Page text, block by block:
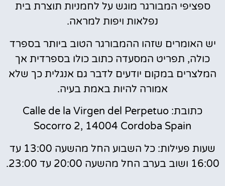
ספציפי המבורגר מוגש על לחמניות תוצרת בית
נפלאות ויפות למראה.
יש האומרים שזהו ההמבורגר הטוב ביותר בספרד
כולה, תפריט המסעדה כתוב כולו בספרדית אך
המלצרים במקום יודעים לדבר גם אנגלית כך שלא
אמורה להיות באמת בעיה.
כתובת: Calle de la Virgen del Perpetuo
Socorro 2, 14004 Cordoba Spain
שעות פעילות: כל השבוע החל מהשעה 13:00 עד
16:00 ושוב בערב החל מהשעה 20:00 עד 23:00.